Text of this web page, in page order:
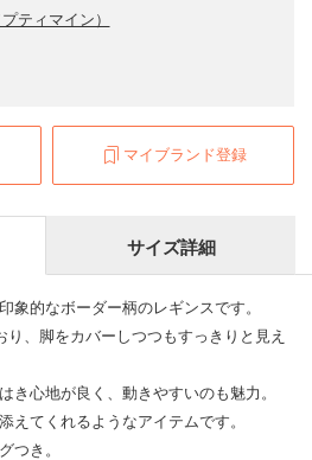
プティマイン）
マイブランド登録
サイズ詳細
象的なボーダー柄のレギンスです。
、脚をカバーしつつもすっきりと見え
き心地が良く、動きやすいのも魅力。
えてくれるようなアイテムです。
つき。